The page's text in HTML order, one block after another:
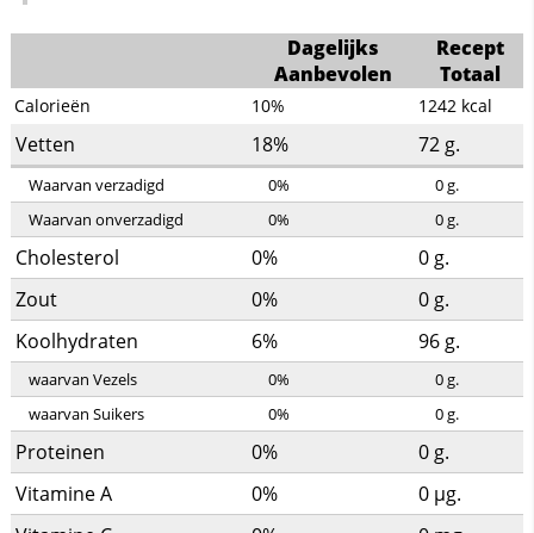
Dagelijks
Aanbevolen
Recept
Totaal
Calorieën 10% 1242 kcal
Vetten 18% 72 g.
Waarvan verzadigd 0% 0g.
Waarvan onverzadigd
0% 0g.
Cholesterol 0% 0 g.
Zout
0% 0 g.
Koolhydraten
6% 96 g.
waarvan Vezels 0% 0g.
waarvan Suikers
0% 0g.
Proteinen 0% 0 g.
Vitamine A
0% 0 µg.